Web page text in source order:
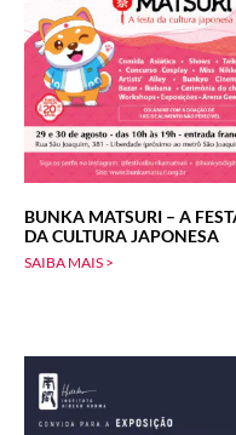
BUNKA MATSURI – A
DA CULTURA JAPONESA
SAIBA MAIS >